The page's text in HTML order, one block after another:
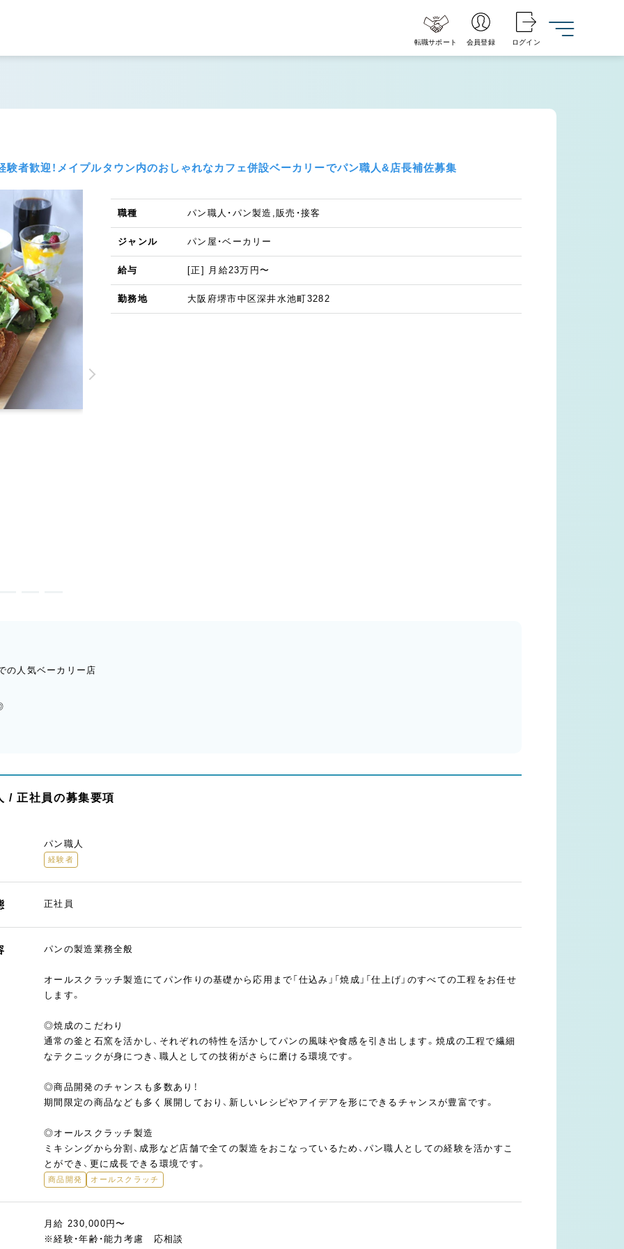
転職サポート 会員登録 ログイン
者歓迎！メイプルタウン内のおしゃれなカフェ併設ベーカリーでパン職人&店長補佐募集
職種 パン職人・パン製造,販売・接客
ジャンル パン屋・ベーカリー
給与 [正] 月給23万円〜
勤務地 大阪府堺市中区深井水池町3282
の人気ベーカリー店
/ 正社員の募集要項
パン職人
経験者
正社員
パンの製造業務全般
オールスクラッチ製造にてパン作りの基礎から応用まで「仕込み」「焼成」「仕上げ」のすべての工程をお任せ
します。
◎焼成のこだわり
通常の釜と石窯を活かし、それぞれの特性を活かしてパンの風味や食感を引き出します。焼成の工程で繊細
なテクニックが身につき、職人としての技術がさらに磨ける環境です。
◎商品開発のチャンスも多数あり！
期間限定の商品なども多く展開しており、新しいレシピやアイデアを形にできるチャンスが豊富です。
◎オールスクラッチ製造
ミキシングから分割、成形など店舗で全ての製造をおこなっているため、パン職人としての経験を活かすこ
とができ、更に成長できる環境です。
商品開発 オールスクラッチ
月給 230,000円〜
※経験・年齢・能力考慮 応相談